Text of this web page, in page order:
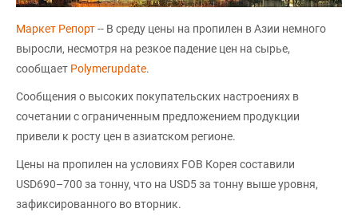
Маркет Репорт-- В среду цены на пропилен в Азии немного
выросли, несмотря на резкое падение цен на сырье,
сообщает Polymerupdate.
Сообщения о высоких покупательских настроениях в
сочетании с ограниченным предложением продукции
привели к росту цен в азиатском регионе.
Цены на пропилен на условиях FOB Корея составили
USD690–700 за тонну, что на USD5 за тонну выше уровня,
зафиксированного во вторник.